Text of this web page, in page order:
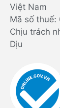
Việt Nam
Mã số thuế:
Chịu trách
Dịu